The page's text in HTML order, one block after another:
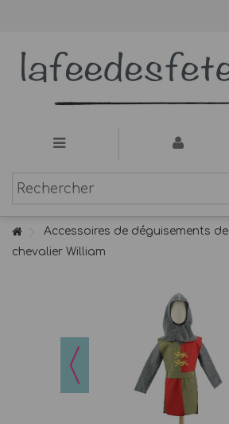
Accessoires de déguisements
chevalier William